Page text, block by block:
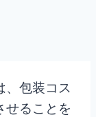
、包装コス
せることを